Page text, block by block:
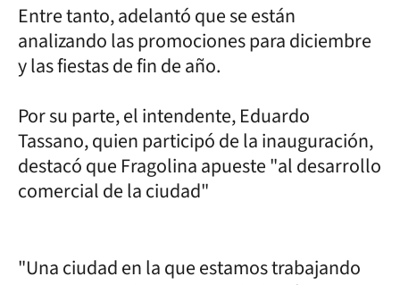
Entre tanto, adelantó que se están
analizando las promociones para diciembre
y las fiestas de fin de año.
Por su parte, el intendente, Eduardo
Tassano, quien participó de la inauguración,
destacó que Fragolina apueste "al desarrollo
comercial de la ciudad"
"Una ciudad en la que estamos trabajando